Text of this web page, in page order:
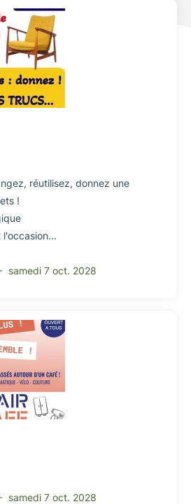
réutilisez, donnez une
!
l'occasion...
samedi 7 oct. 2028
samedi 7 oct. 2028